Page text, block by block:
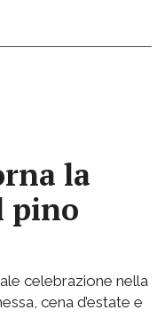
la
pino
celebrazione nella
cena d’estate e